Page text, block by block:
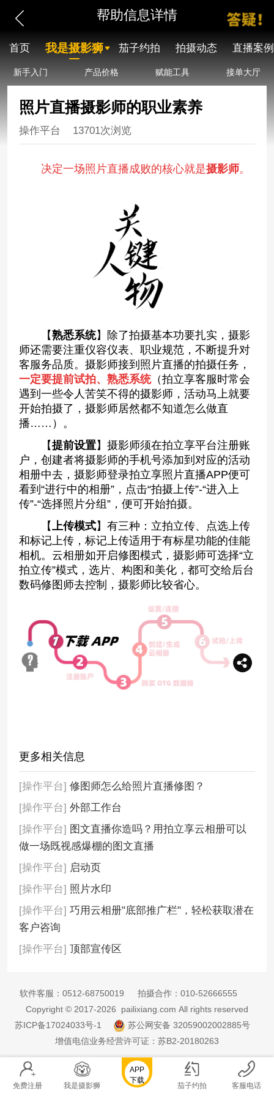
帮助信息详情
首页 我是摄影狮 茄子约拍 拍摄动态 直播案例
新手入门 产品价格 赋能工具 接单大厅
照片直播摄影师的职业素养
操作平台 13701次浏览
决定一场照片直播成败的核心就是摄影师。
【熟悉系统】除了拍摄基本功要扎实，摄影
师还需要注重仪容仪表、职业规范，不断提升对
客服务品质。摄影师接到照片直播的拍摄任务，
一定要提前试拍、熟悉系统（拍立享客服时常会
遇到一些令人苦笑不得的摄影师，活动马上就要
开始拍摄了，摄影师居然都不知道怎么做直
播……）。
【提前设置】摄影师须在拍立享平台注册账
户，创建者将摄影师的手机号添加到对应的活动
相册中去，摄影师登录拍立享照片直播APP便可
看到“进行中的相册”，点击“拍摄上传”-“进入上
传”-“选择照片分组”，便可开始拍摄。
【上传模式】有三种：立拍立传、点选上传
和标记上传，标记上传适用于有标星功能的佳能
相机。云相册如开启修图模式，摄影师可选择“立
拍立传”模式，选片、构图和美化，都可交给后台
数码修图师去控制，摄影师比较省心。
更多相关信息
[操作平台] 修图师怎么给照片直播修图？
[操作平台] 外部工作台
[操作平台] 图文直播你造吗？用拍立享云相册可以
做一场既视感爆棚的图文直播
[操作平台] 启动页
[操作平台] 照片水印
[操作平台] 巧用云相册"底部推广栏"，轻松获取潜在
客户咨询
[操作平台] 顶部宣传区
软件客服： 0512-68750019 拍摄合作： 010-52666555
Copyright © 2017-2026 pailixiang.com All rights reserved
苏ICP备17024033号-1
苏公网安备 32059002002885号
增值电信业务经营许可证：苏B2-20180263
免费注册 我是摄影狮
APP
下载
茄子约拍 客服电话